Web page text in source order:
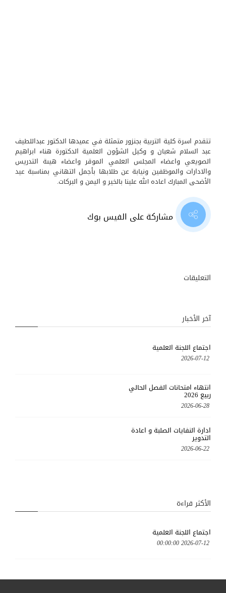
تتقدم اسرة كلية التربية بجنزور متمثلة في عميدها الدكتور عبداللطيف
عبد السلام شعبان و وكيل الشؤون العلمية الدكتورة هناء ابراهيم
الصويعي واعضاء المجلس العلمي الموقر واعضاء هيىة التدريس
والادارات والموظفين ونيابة عن طلابها بأجمل التهاني بمناسبة عيد
الأضحى المبارك اعاده الله علينا بالخير و اليمن و البركات.
مشاركة على الفيس بوك
التعليقات
آخر الأخبار
اجتماع اللجنة العلمية
2026-07-12
انتهاء امتحانات الفصل الحالي
ربيع 2026
2026-06-28
ادارة النفايات الصلبة و اعادة
التدوير
2026-06-22
الأكثر قراءة
اجتماع اللجنة العلمية
2026-07-12 00:00:00